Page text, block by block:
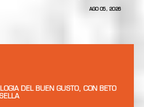
AGO 05, 2026
DEL BUEN GUSTO, CON BETO